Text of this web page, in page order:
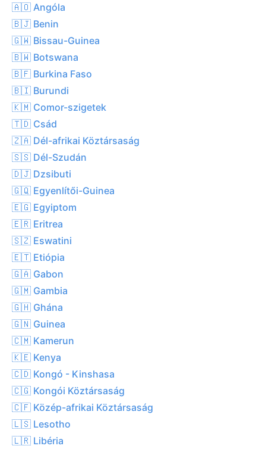
🇦🇴 Angóla
🇧🇯 Benin
🇬🇼 Bissau-Guinea
🇧🇼 Botswana
🇧🇫 Burkina Faso
🇧🇮 Burundi
🇰🇲 Comor-szigetek
🇹🇩 Csád
🇿🇦 Dél-afrikai Köztársaság
🇸🇸 Dél-Szudán
🇩🇯 Dzsibuti
🇬🇶 Egyenlítői-Guinea
🇪🇬 Egyiptom
🇪🇷 Eritrea
🇸🇿 Eswatini
🇪🇹 Etiópia
🇬🇦 Gabon
🇬🇲 Gambia
🇬🇭 Ghána
🇬🇳 Guinea
🇨🇲 Kamerun
🇰🇪 Kenya
🇨🇩 Kongó - Kinshasa
🇨🇬 Kongói Köztársaság
🇨🇫 Közép-afrikai Köztársaság
🇱🇸 Lesotho
🇱🇷 Libéria